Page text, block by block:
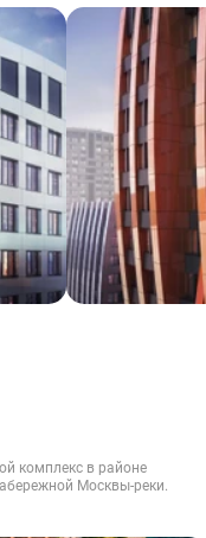
комплекс в районе
Москвы-реки.